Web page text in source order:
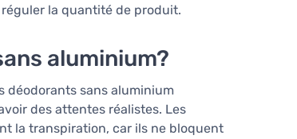
la quantité de produit.
aluminium?
déodorants sans aluminium
des attentes réalistes. Les
la transpiration, car ils ne bloquent